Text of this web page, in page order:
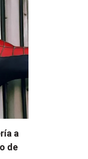
a
de